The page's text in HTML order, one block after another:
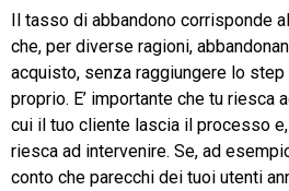
Il tasso di abbandono corrisponde
che, per diverse ragioni,
acquisto, senza raggiungere lo step
proprio. E’ importante che tu riesca
cui il tuo cliente lascia il processo
riesca ad intervenire. Se, ad
conto che parecchi dei tuoi utenti